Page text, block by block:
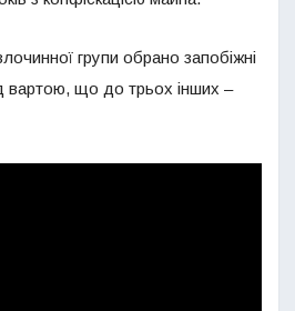
групи обрано запобіжні
вартою, що до трьох інших –